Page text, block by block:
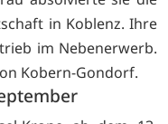
in Koblenz. Ihre
im Nebenerwerb.
Kobern-Gondorf.